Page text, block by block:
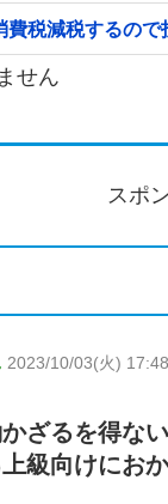
費税減税するの
せん
スポ
2023/10/03(火)
ざるを得な
級向けにお